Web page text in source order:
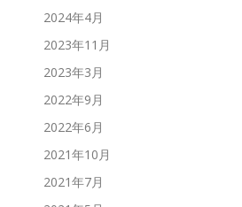
2024年4月
2023年11月
2023年3月
2022年9月
2022年6月
2021年10月
2021年7月